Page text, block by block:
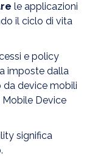
le applicazioni
il ciclo di vita
e policy
imposte dalla
da device mobili
Device
significa